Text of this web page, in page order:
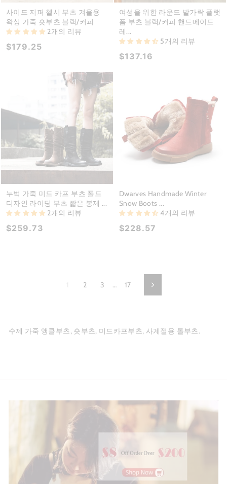
사이드 지퍼 첼시 부츠 겨울용
왁싱 가죽 숏부츠 블랙/커피
2개의 리뷰
$179.25
여성을 위한 라운드 발가락 플랫
폼 부츠 블랙/커피 핸드메이드
레...
5개의 리뷰
$137.16
누벅 가죽 미드 카프 부츠 폴드
디자인 라이딩 부츠 짧은 봉제 ...
2개의 리뷰
$259.73
Dwarves Handmade Winter
Snow Boots ...
4개의 리뷰
$228.57
2 3 … 17 Next
수제 가죽 앵클부츠, 숏부츠, 미드카프부츠, 사계절용 톨부츠.